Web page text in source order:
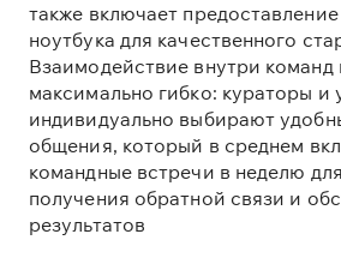
также включает
ноутбука для качественного
Взаимодействие внутри команд
максимально гибко: кураторы и
индивидуально выбирают
общения, который в среднем
командные встречи в неделю
получения обратной связи и
результатов